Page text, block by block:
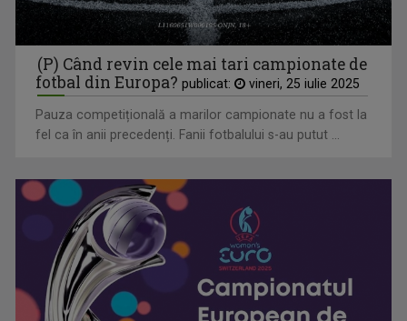
(P) Când revin cele mai tari campionate de
fotbal din Europa? publicat: vineri, 25 iulie 2025
Pauza competițională a marilor campionate nu a fost la
fel ca în anii precedenți. Fanii fotbalului s-au putut ...